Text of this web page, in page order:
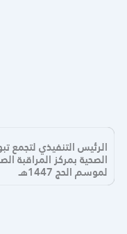
الرئيس التنفيذي لتجمع
الصحية بمركز المراقبة
لموسم الحج 1447هـ